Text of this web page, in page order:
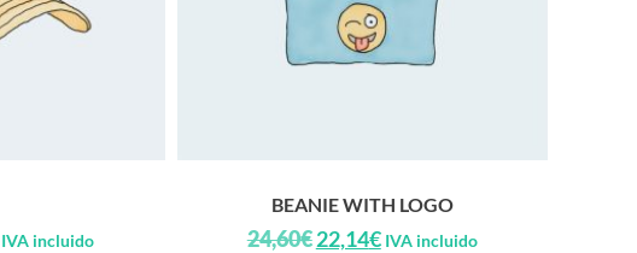
IVA incluido
BEANIE WITH LOGO
24,60€22,14€ IVA incluido